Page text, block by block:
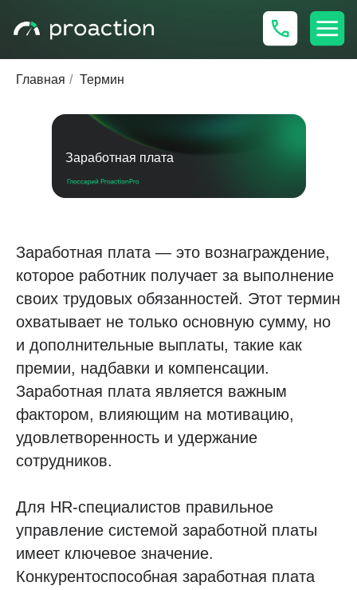
Главная / Термин
Заработная плата
Заработная плата — это вознаграждение,
которое работник получает за выполнение
своих трудовых обязанностей. Этот термин
охватывает не только основную сумму, но
и дополнительные выплаты, такие как
премии, надбавки и компенсации.
Заработная плата является важным
фактором, влияющим на мотивацию,
удовлетворенность и удержание
сотрудников.
Для HR-специалистов правильное
управление системой заработной платы
имеет ключевое значение.
Конкурентоспособная заработная плата